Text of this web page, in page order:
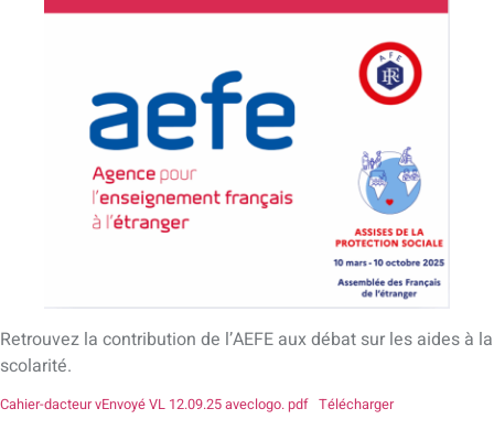
Retrouvez la contribution de l’AEFE aux débat sur les aides à la
scolarité.
Cahier-dacteur vEnvoyé VL 12.09.25 aveclogo. pdf Télécharger